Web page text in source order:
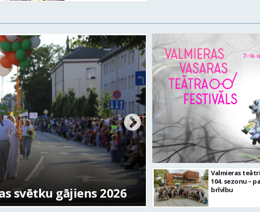
svētku gājiens 2026
Valmieras svētku
skulptūru “Kaza”
Valmieras
104. sezonu –
brīvību